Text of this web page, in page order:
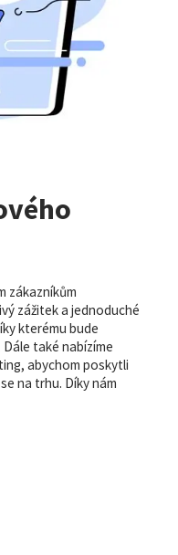
zákazníkům
zážitek a jednoduché
kterému bude
také nabízíme
abychom poskytli
na trhu. Díky nám